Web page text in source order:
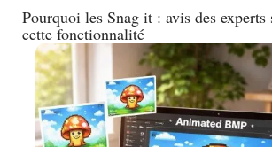
Pourquoi les Snag it : avis des
cette fonctionnalité